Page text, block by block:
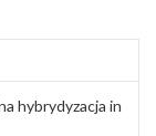
hybrydyzacja in